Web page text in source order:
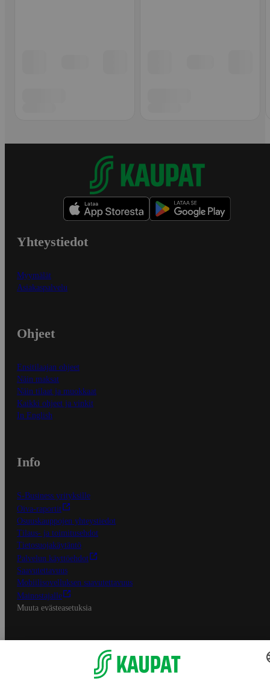
Yhteystiedot
Myymälät
Asiakaspalvelu
Ohjeet
Ensitilaajan ohjeet
Näin maksat
Näin tilaat ja muokkaat
Kaikki ohjeet ja vinkit
In English
Info
S-Business yrityksille
Oiva-raportit
Osuuskauppojen yhteystiedot
Tilaus- ja toimitusehdot
Tietosuojakäytäntö
Palvelun käyttöehdot
Saavutettavuus
Mobiilisovelluksen saavutettavuus
Mainostajalle
Muuta evästeasetuksia
S-ryhmän palvelut